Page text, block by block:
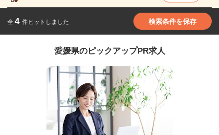
全 4 件ヒットしました 検索条件を保存
愛媛県のピックアップPR求人